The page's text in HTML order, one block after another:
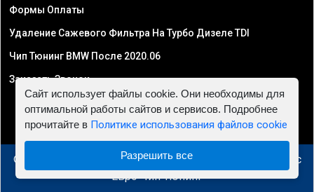
Формы Оплаты
Удаление Сажевого Фильтра На Турбо Дизеле TDI
Чип Тюнинг BMW После 2020.06
Заказать Звонок
© 2010 - 2026 Чип тюнинг в Узбекистане - Автосервис
"Евро Чип Тюнинг"
Сайт использует файлы cookie. Они необходимы для
оптимальной работы сайтов и сервисов. Подробнее
прочитайте в Политике использования файлов cookie
Разрешить все